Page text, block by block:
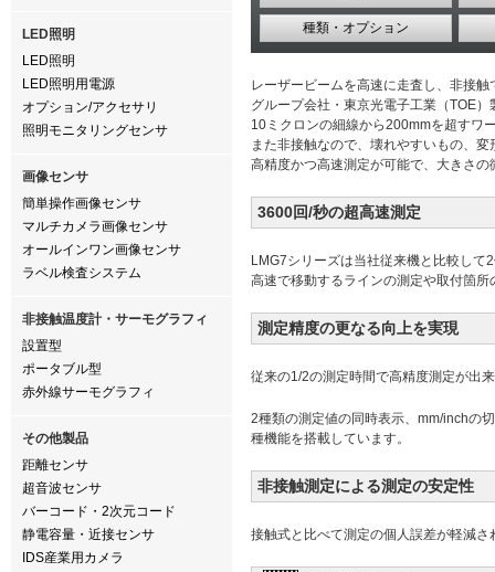
LED照明
LED照明
LED照明用電源
オプション/アクセサリ
照明モニタリングセンサ
画像センサ
簡単操作画像センサ
マルチカメラ画像センサ
オールインワン画像センサ
ラベル検査システム
非接触温度計・サーモグラフィ
設置型
ポータブル型
赤外線サーモグラフィ
その他製品
距離センサ
超音波センサ
バーコード・2次元コード
静電容量・近接センサ
IDS産業用カメラ
種類・オプション
レーザービームを高速に走査し、非接
グループ会社・東京光電子工業（TOE
10ミクロンの細線から200mmを超すワ
また非接触なので、壊れやすいもの、
高精度かつ高速測定が可能で、大きさ
3600回/秒の超高速測定
LMG7シリーズは当社従来機と比較し
高速で移動するラインの測定や取付箇
測定精度の更なる向上を実現
従来の1/2の測定時間で高精度測定が出
2種類の測定値の同時表示、mm/inchの
種機能を搭載しています。
非接触測定による測定の安定性
接触式と比べて測定の個人誤差が軽減